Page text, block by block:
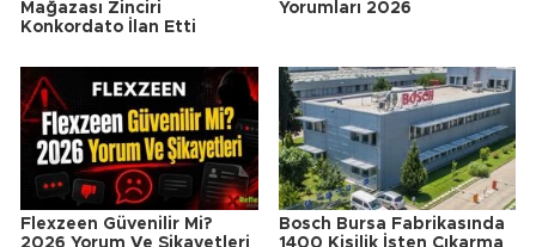
Mağazası Zinciri
Konkordato İlan Etti
Yorumları 2026
Flexzeen Güvenilir Mi?
2026 Yorum Ve Şikayetleri
Bosch Bursa Fabrikasında
1400 Kişilik İşten Çıkarma